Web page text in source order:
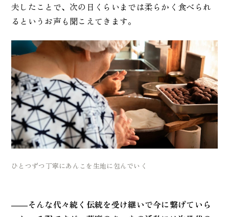
夫したことで、次の日くらいまでは柔らかく食べられ
るというお声も聞こえてきます。
ひとつずつ丁寧にあんこを生地に包んでいく
――そんな代々続く伝統を受け継いで今に繋げていら